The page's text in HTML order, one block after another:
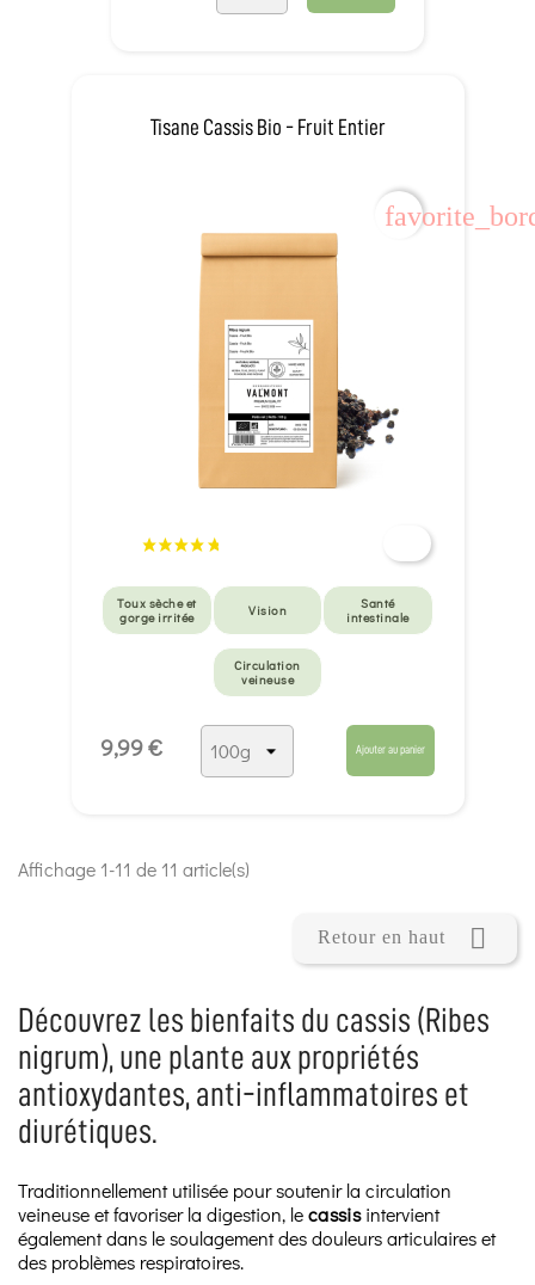
Tisane Cassis Bio - Fruit Entier
Toux sèche et
gorge irritée
Vision
Santé
intestinale
Circulation
veineuse
9,99 € Ajouter au panier
Affichage 1-11 de 11 article(s)
Retour en haut 
Découvrez les bienfaits du cassis (Ribes
nigrum), une plante aux propriétés
antioxydantes, anti-inflammatoires et
diurétiques.
Traditionnellement utilisée pour soutenir la circulation
veineuse et favoriser la digestion, lecassisintervient
également dans le soulagement des douleurs articulaires et
des problèmes respiratoires.